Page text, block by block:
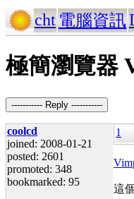
cht 電腦資訊
極簡瀏覽器
----------- Reply -----------
coolcd
joined: 2008-01-21
posted: 2601
promoted: 348
bookmarked: 95
1
這